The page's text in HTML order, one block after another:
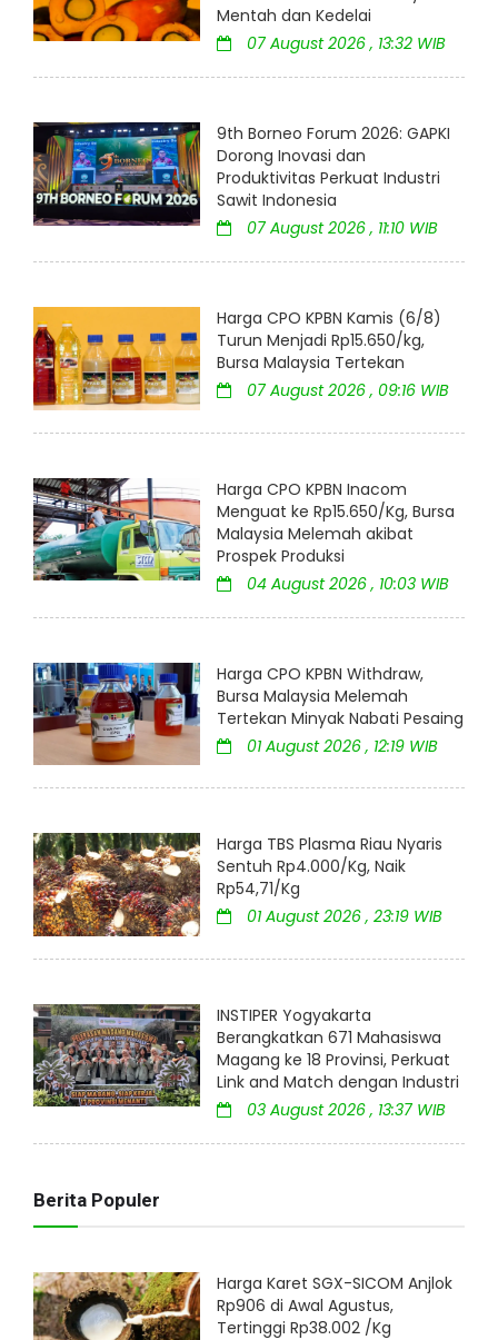
Mentah dan Kedelai
07 August 2026 , 13:32 WIB
9th Borneo Forum 2026: GAPKI
Dorong Inovasi dan
Produktivitas Perkuat Industri
Sawit Indonesia
07 August 2026 , 11:10 WIB
Harga CPO KPBN Kamis (6/8)
Turun Menjadi Rp15.650/kg,
Bursa Malaysia Tertekan
07 August 2026 , 09:16 WIB
Harga CPO KPBN Inacom
Menguat ke Rp15.650/Kg, Bursa
Malaysia Melemah akibat
Prospek Produksi
04 August 2026 , 10:03 WIB
Harga CPO KPBN Withdraw,
Bursa Malaysia Melemah
Tertekan Minyak Nabati Pesaing
01 August 2026 , 12:19 WIB
Harga TBS Plasma Riau Nyaris
Sentuh Rp4.000/Kg, Naik
Rp54,71/Kg
01 August 2026 , 23:19 WIB
INSTIPER Yogyakarta
Berangkatkan 671 Mahasiswa
Magang ke 18 Provinsi, Perkuat
Link and Match dengan Industri
03 August 2026 , 13:37 WIB
Berita Populer
Harga Karet SGX-SICOM Anjlok
Rp906 di Awal Agustus,
Tertinggi Rp38.002 /Kg